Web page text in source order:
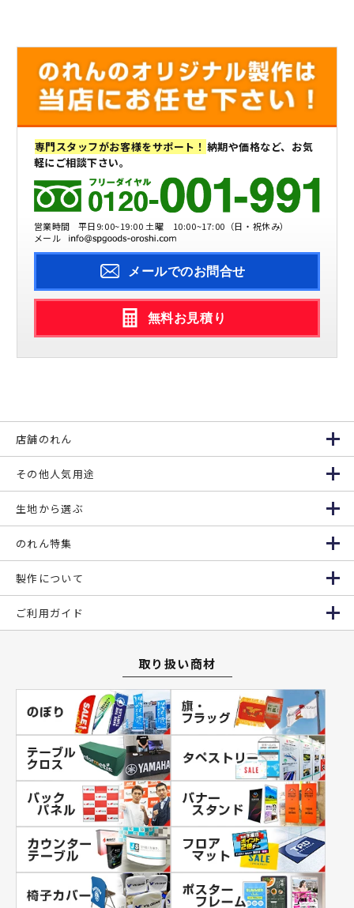
専門スタッフがお客様をサポート！ 納期や価格など、お気
軽にご相談下さい。
営業時間
平日9:00~19:00 土曜 10:00~17:00（日・祝休み）
メール
メールでのお問合せ
無料お見積り
店舗のれん
その他人気用途
生地から選ぶ
のれん特集
製作について
ご利用ガイド
取り扱い商材